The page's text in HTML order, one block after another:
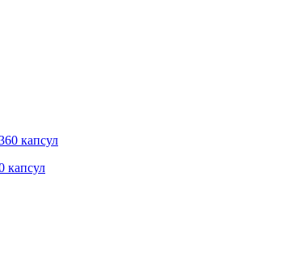
капсул